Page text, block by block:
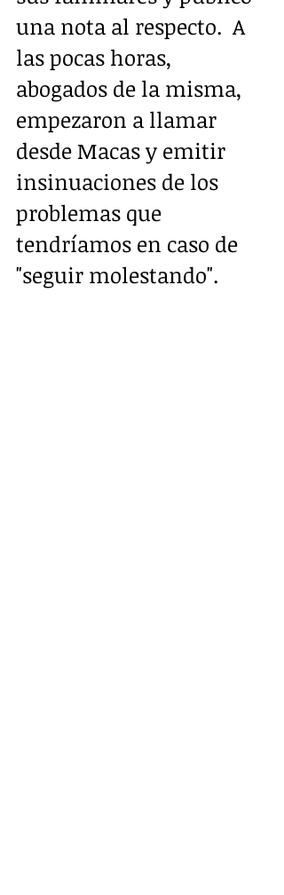
una nota al respecto.  A
las pocas horas,
abogados de la misma,
empezaron a llamar
desde Macas y emitir
insinuaciones de los
problemas que
tendríamos en caso de
"seguir molestando".